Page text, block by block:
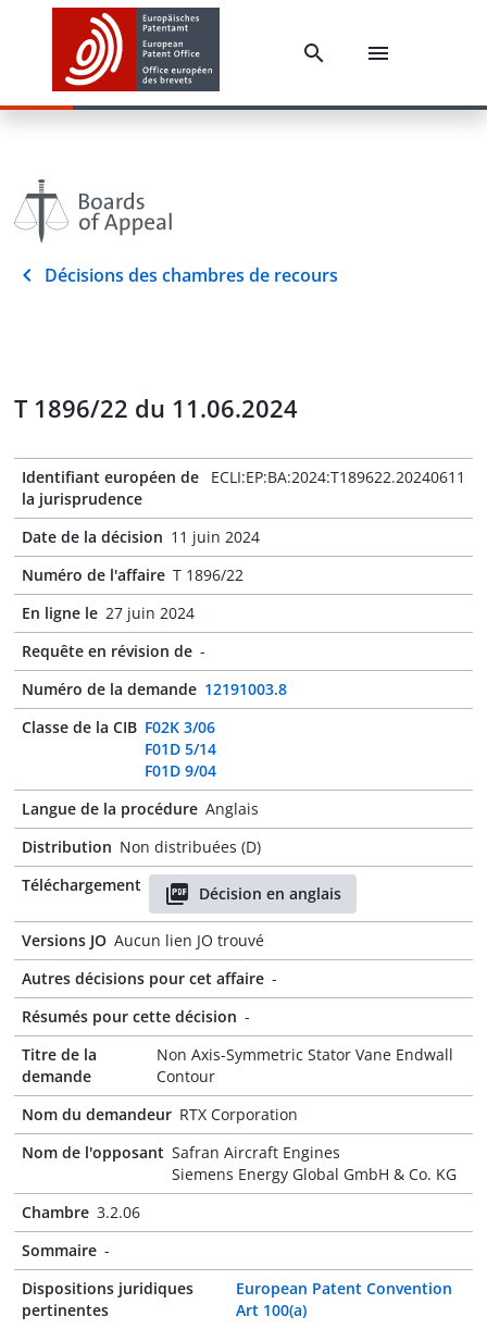
Décisions des chambres de recours
T 1896/22 du 11.06.2024
Identifiant européen de
la jurisprudence
ECLI:EP:BA:2024:T189622.20240611
Date de la décision 11 juin 2024
Numéro de l'affaire T 1896/22
En ligne le 27 juin 2024
Requête en révision de -
Numéro de la demande 12191003.8
Classe de la CIB F02K 3/06
F01D 5/14
F01D 9/04
Langue de la procédure Anglais
Distribution Non distribuées (D)
Téléchargement
Décision en anglais
Versions JO Aucun lien JO trouvé
Autres décisions pour cet affaire -
Résumés pour cette décision -
Titre de la
demande
Non Axis-Symmetric Stator Vane Endwall
Contour
Nom du demandeur RTX Corporation
Nom de l'opposant Safran Aircraft Engines
Siemens Energy Global GmbH & Co. KG
Chambre 3.2.06
Sommaire -
Dispositions juridiques
pertinentes
European Patent Convention
Art 100(a)